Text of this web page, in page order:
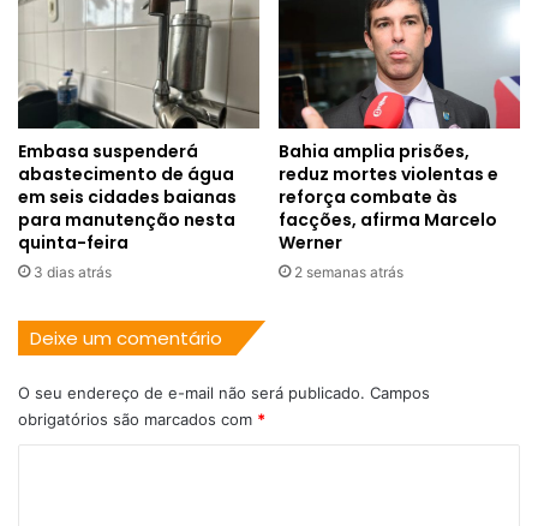
Embasa suspenderá
abastecimento de água
em seis cidades baianas
para manutenção nesta
quinta-feira
3 dias atrás
Bahia amplia prisões,
reduz mortes violentas e
reforça combate às
facções, afirma Marcelo
Werner
2 semanas atrás
Deixe um comentário
O seu endereço de e-mail não será publicado. Campos
obrigatórios são marcados com *